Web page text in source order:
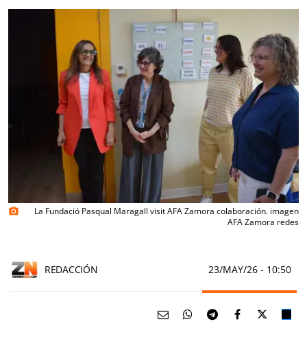
photo_camera
La Fundació Pasqual Maragall visit AFA Zamora colaboración. imagen
AFA Zamora redes
REDACCIÓN 23/MAY/26 - 10:50